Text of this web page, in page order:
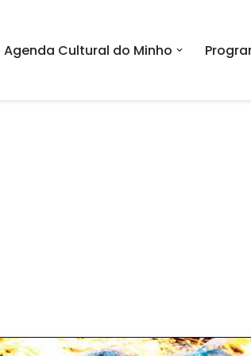
Agenda Cultural do Minho